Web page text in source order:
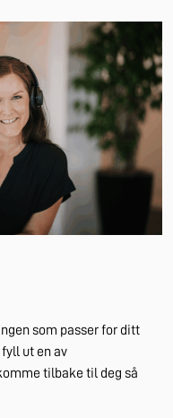
som passer for ditt
fyll ut en av
tilbake til deg så